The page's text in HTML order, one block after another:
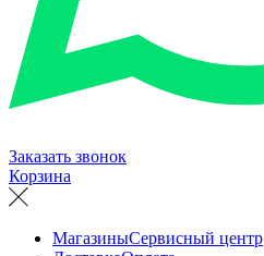
Заказать звонок
Корзина
МагазиныСервисный центр